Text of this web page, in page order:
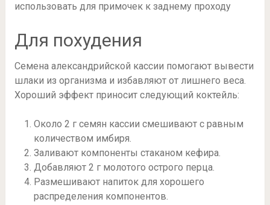
использовать для примочек к заднему проходу
Для похудения
Семена александрийской кассии помогают вывести
шлаки из организма и избавляют от лишнего веса.
Хороший эффект приносит следующий коктейль:
Около 2 г семян кассии смешивают с равным
количеством имбиря.
Заливают компоненты стаканом кефира.
Добавляют 2 г молотого острого перца.
Размешивают напиток для хорошего
распределения компонентов.